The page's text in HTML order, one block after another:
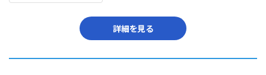
詳細を見る